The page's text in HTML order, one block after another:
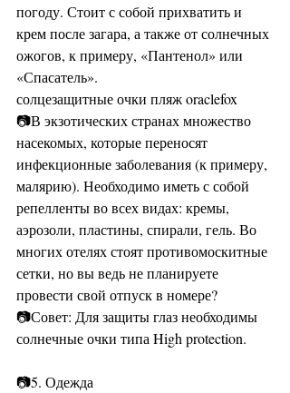
погоду. Стоит с собой прихватить и
крем после загара, а также от солнечных
ожогов, к примеру, «Пантенол» или
«Спасатель».
солцезащитные очки пляж oraclefox
📷В экзотических странах множество
насекомых, которые переносят
инфекционные заболевания (к примеру,
малярию). Необходимо иметь с собой
репелленты во всех видах: кремы,
аэрозоли, пластины, спирали, гель. Во
многих отелях стоят противомоскитные
сетки, но вы ведь не планируете
провести свой отпуск в номере?
📷Совет: Для защиты глаз необходимы
солнечные очки типа High protection.
📷5. Одежда